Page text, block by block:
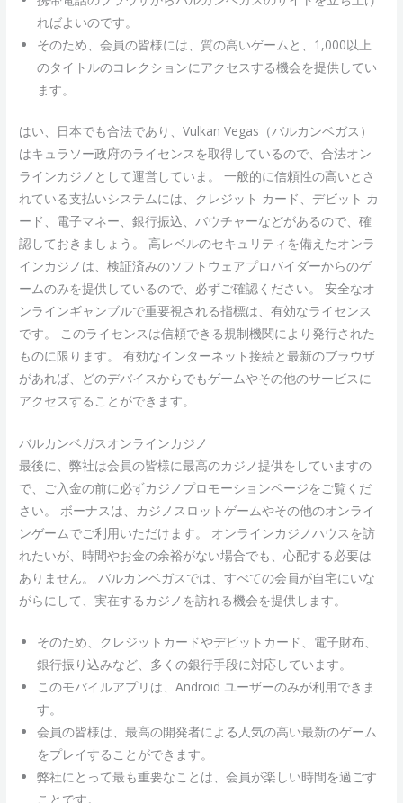
ればよいのです。
そのため、会員の皆様には、質の高いゲームと、1,000以上
のタイトルのコレクションにアクセスする機会を提供してい
ます。
はい、日本でも合法であり、Vulkan Vegas（バルカンベガス）
はキュラソー政府のライセンスを取得しているので、合法オン
ラインカジノとして運営していま。 一般的に信頼性の高いとさ
れている支払いシステムには、クレジット カード、デビット カ
ード、電子マネー、銀行振込、バウチャーなどがあるので、確
認しておきましょう。 高レベルのセキュリティを備えたオンラ
インカジノは、検証済みのソフトウェアプロバイダーからのゲ
ームのみを提供しているので、必ずご確認ください。 安全なオ
ンラインギャンブルで重要視される指標は、有効なライセンス
です。 このライセンスは信頼できる規制機関により発行された
ものに限ります。 有効なインターネット接続と最新のブラウザ
があれば、どのデバイスからでもゲームやその他のサービスに
アクセスすることができます。
バルカンベガスオンラインカジノ
最後に、弊社は会員の皆様に最高のカジノ提供をしていますの
で、ご入金の前に必ずカジノプロモーションページをご覧くだ
さい。 ボーナスは、カジノスロットゲームやその他のオンライ
ンゲームでご利用いただけます。 オンラインカジノハウスを訪
れたいが、時間やお金の余裕がない場合でも、心配する必要は
ありません。 バルカンベガスでは、すべての会員が自宅にいな
がらにして、実在するカジノを訪れる機会を提供します。
そのため、クレジットカードやデビットカード、電子財布、
銀行振り込みなど、多くの銀行手段に対応しています。
このモバイルアプリは、Android ユーザーのみが利用できま
す。
会員の皆様は、最高の開発者による人気の高い最新のゲーム
をプレイすることができます。
弊社にとって最も重要なことは、会員が楽しい時間を過ごす
ことです。